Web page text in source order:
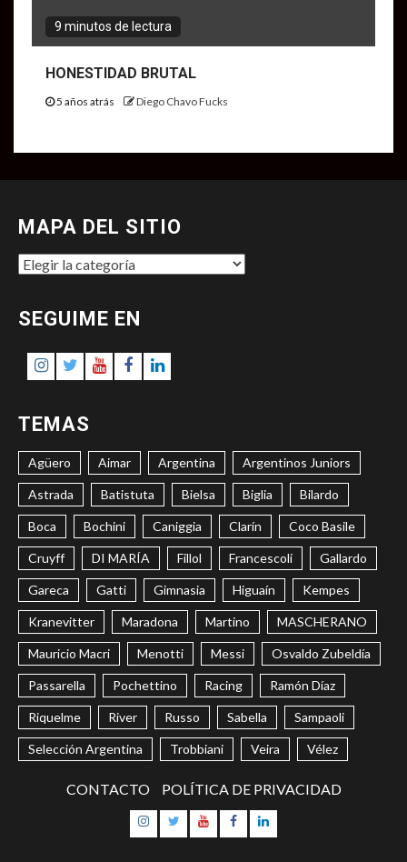
9 minutos de lectura
HONESTIDAD BRUTAL
5 años atrás Diego Chavo Fucks
MAPA DEL SITIO
MAPA
SITIO
SEGUIME EN
Instagram
TwitterYoutubeFacebookLinkedIn
TEMAS
Agüero Aimar Argentina Argentinos Juniors
Astrada Batistuta Bielsa Biglia Bilardo
Boca Bochini Caniggia Clarín Coco Basile
Cruyff DI MARÍA Fillol Francescoli Gallardo
Gareca Gatti Gimnasia Higuaín Kempes
Kranevitter Maradona Martino MASCHERANO
Mauricio Macri Menotti Messi Osvaldo Zubeldía
Passarella Pochettino Racing Ramón Díaz
Riquelme River Russo Sabella Sampaoli
Selección Argentina Trobbiani Veira Vélez
CONTACTO POLÍTICA DE PRIVACIDAD
Instagram
TwitterYoutubeFacebookLinkedIn